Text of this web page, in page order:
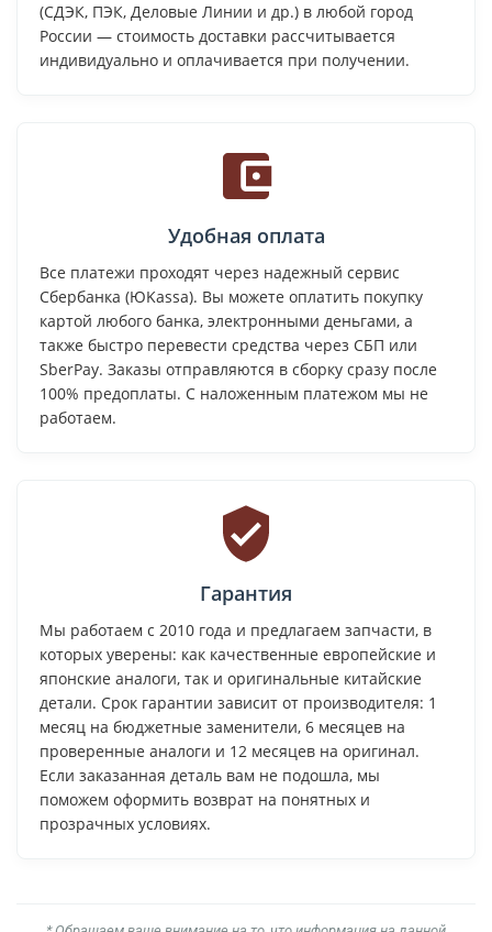
(СДЭК, ПЭК, Деловые Линии и др.) в любой город
России — стоимость доставки рассчитывается
индивидуально и оплачивается при получении.
Удобная оплата
Все платежи проходят через надежный сервис
Сбербанка (ЮKassa). Вы можете оплатить покупку
картой любого банка, электронными деньгами, а
также быстро перевести средства через СБП или
SberPay. Заказы отправляются в сборку сразу после
100% предоплаты. С наложенным платежом мы не
работаем.
Гарантия
Мы работаем с 2010 года и предлагаем запчасти, в
которых уверены: как качественные европейские и
японские аналоги, так и оригинальные китайские
детали. Срок гарантии зависит от производителя: 1
месяц на бюджетные заменители, 6 месяцев на
проверенные аналоги и 12 месяцев на оригинал.
Если заказанная деталь вам не подошла, мы
поможем оформить возврат на понятных и
прозрачных условиях.